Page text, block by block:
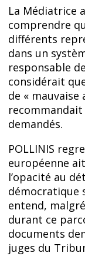
La Médiatrice
comprendre
différents
dans un
responsable
considérait
de «
recommandait
demandés.
POLLINIS
européenne
l’opacité au
démocratique
entend,
durant ce
documents
juges du